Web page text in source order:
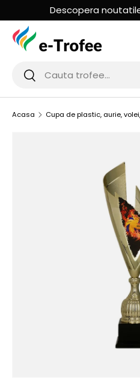
MERGI LA CONTINUT
Descopera
Cauta
Cauta
Acasa Cupa de plastic, aurie,